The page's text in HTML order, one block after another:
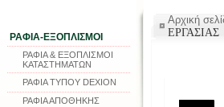
ΡΑΦΙΑ-ΕΞΟΠΛΙΣΜΟΙ
ΡΑΦΙΑ & ΕΞΟΠΛΙΣΜΟΙ
ΚΑΤΑΣΤΗΜΑΤΩΝ
ΡΑΦΙΑ ΤΥΠΟΥ DEXION
ΡΑΦΙΑ ΑΠΟΘΗΚΗΣ
Αρχική
ΕΡΓΑΣΙΑΣ